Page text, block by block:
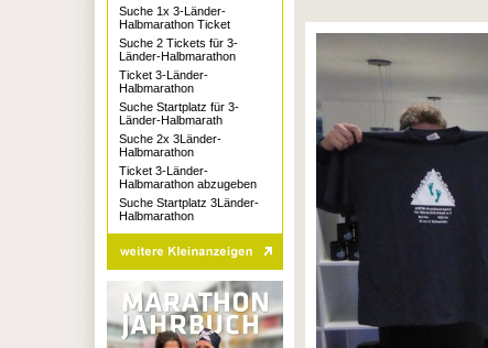
Suche 1x 3-Länder-
Halbmarathon Ticket
Suche 2 Tickets für 3-
Länder-Halbmarathon
Ticket 3-Länder-
Halbmarathon
Suche Startplatz für 3-
Länder-Halbmarath
Suche 2x 3Länder-
Halbmarathon
Ticket 3-Länder-
Halbmarathon abzugeben
Suche Startplatz 3Länder-
Halbmarathon